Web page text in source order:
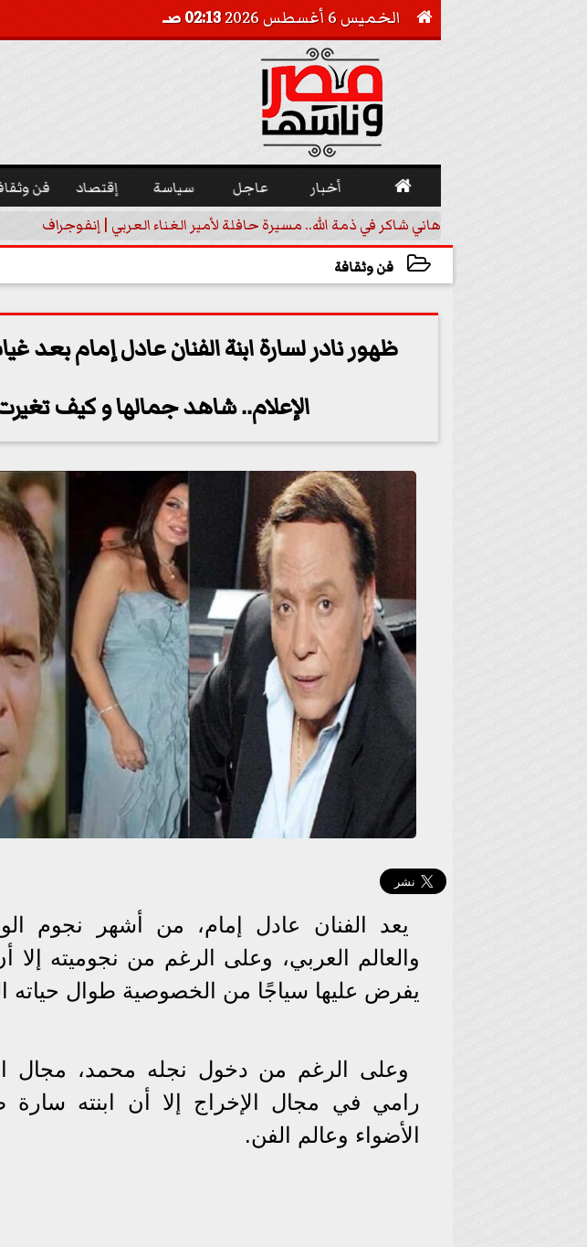
 الخميس 6 أغسطس 2026 02:13 صـ
 أخبار عاجل سياسة إقتصاد فن
هاني شاكر في ذمة الله.. مسيرة حافلة لأمير الغناء العربي | إنفوجراف
فن وثقافة
ظهور نادر لسارة ابنة الفنان عادل إمام بعد
الإعلام.. شاهد جمالها و كيف
يعد الفنان عادل إمام، من أشهر نجوم
والعالم العربي، وعلى الرغم من نجوميته
يفرض عليها سياجًا من الخصوصية طوال حياته
وعلى الرغم من دخول نجله محمد، مجال
رامي في مجال الإخراج إلا أن ابنته
الأضواء وعالم الفن.